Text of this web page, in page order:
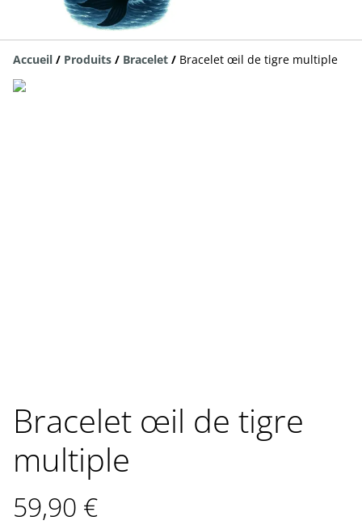
Accueil / Produits / Bracelet / Bracelet œil de tigre multiple
Bracelet œil de tigre
multiple
59,90 €